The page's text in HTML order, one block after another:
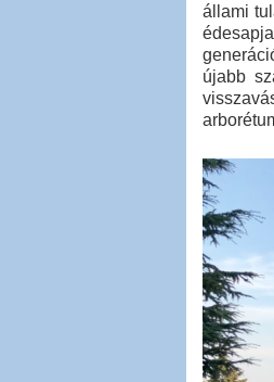
állami
újabb